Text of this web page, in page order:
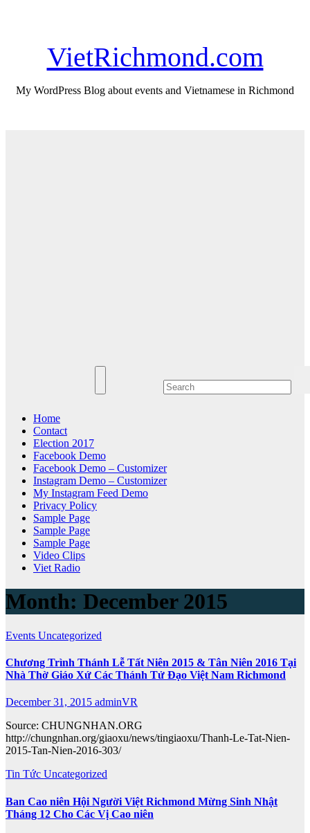
VietRichmond.com
My WordPress Blog about events and Vietnamese in Richmond
Home
Contact
Election 2017
Facebook Demo
Facebook Demo – Customizer
Instagram Demo – Customizer
My Instagram Feed Demo
Privacy Policy
Sample Page
Sample Page
Sample Page
Video Clips
Viet Radio
Month: December 2015
Events Uncategorized
Chương Trình Thánh Lễ Tất Niên 2015 & Tân Niên 2016 Tại
Nhà Thờ Giáo Xứ Các Thánh Tử Đạo Việt Nam Richmond
December 31, 2015 adminVR
Source: CHUNGNHAN.ORG
http://chungnhan.org/giaoxu/news/tingiaoxu/Thanh-Le-Tat-Nien-
2015-Tan-Nien-2016-303/
Tin Tức Uncategorized
Ban Cao niên Hội Người Việt Richmond Mừng Sinh Nhật
Tháng 12 Cho Các Vị Cao niên